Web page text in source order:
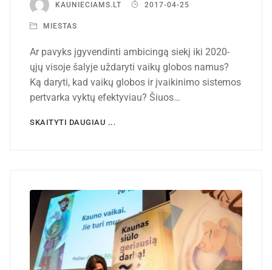
KAUNIECIAMS.LT 2017-04-25
MIESTAS
Ar pavyks įgyvendinti ambicingą siekį iki 2020-
ųjų visoje šalyje uždaryti vaikų globos namus?
Ką daryti, kad vaikų globos ir įvaikinimo sistemos
pertvarka vyktų efektyviau? Šiuos…
SKAITYTI DAUGIAU ...